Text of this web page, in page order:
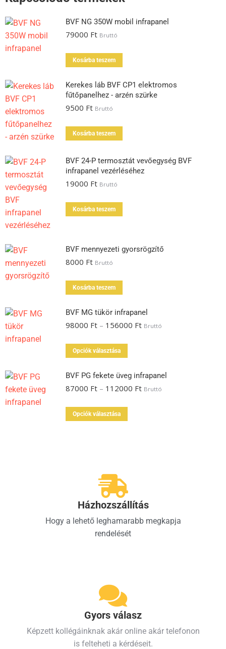
BVF NG 350W mobil infrapanel
79000 Ft Bruttó
Kosárba teszem
Kerekes láb BVF CP1 elektromos
fűtőpanelhez - arzén szürke
9500 Ft Bruttó
Kosárba teszem
BVF 24-P termosztát vevőegység BVF
infrapanel vezérléséhez
19000 Ft Bruttó
Kosárba teszem
BVF mennyezeti gyorsrögzítő
8000 Ft Bruttó
Kosárba teszem
BVF MG tükör infrapanel
98000 Ft – 156000 Ft Bruttó
Opciók választása
BVF PG fekete üveg infrapanel
87000 Ft – 112000 Ft Bruttó
Opciók választása
Házhozszállítás
Hogy a lehető leghamarabb megkapja
rendelését
Gyors válasz
Képzett kollégáinknak akár online akár telefonon
is felteheti a kérdéseit.